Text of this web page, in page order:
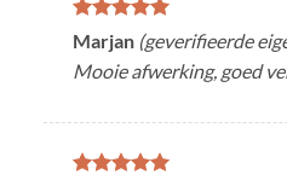
Gewaardeerd
5 uit 5
Marjan (geverifieerde
Mooie afwerking, goed